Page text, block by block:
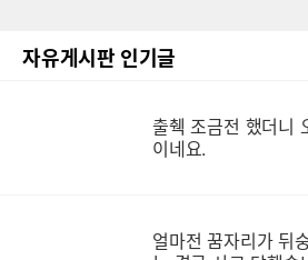
자유게시판 인기글
출췍 조금전 했더니
이네요.
얼마전 꿈자리가 뒤